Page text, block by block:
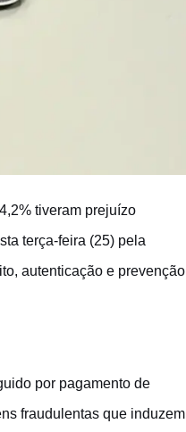
tiveram prejuízo
terça-feira (25) pela
autenticação e prevenção
por pagamento de
fraudulentas que induzem